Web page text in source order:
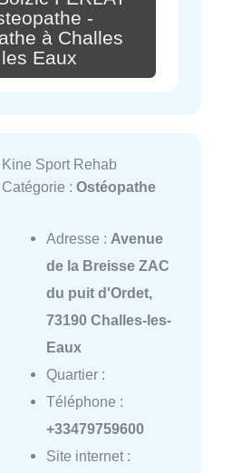
-
à Challes
les Eaux
Kine Sport Rehab
Catégorie : Ostéopathe
Adresse : Avenue
de la Breisse ZAC
du puit d'Ordet,
73190 Challes-les-
Eaux
Quartier :
Téléphone :
+33479759600
Site internet :